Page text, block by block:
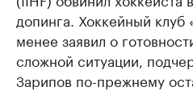
допинга. Хоккейный клуб
менее заявил о
сложной ситуации,
Зарипов по-прежнему